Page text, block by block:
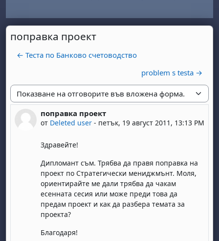
поправка проект
← Теста по Банково счетоводство
problem s testa →
Начин на показване
поправка проект
от Deleted user - петък, 19 август 2011, 13:13 PM
Number of replies: 1
Здравейте!
Дипломант съм. Трябва да правя поправка на
проект по Стратегически мениджмънт. Моля,
ориентирайте ме дали трябва да чакам
есенната сесия или може преди това да
предам проект и как да разбера темата за
проекта?
Благодаря!